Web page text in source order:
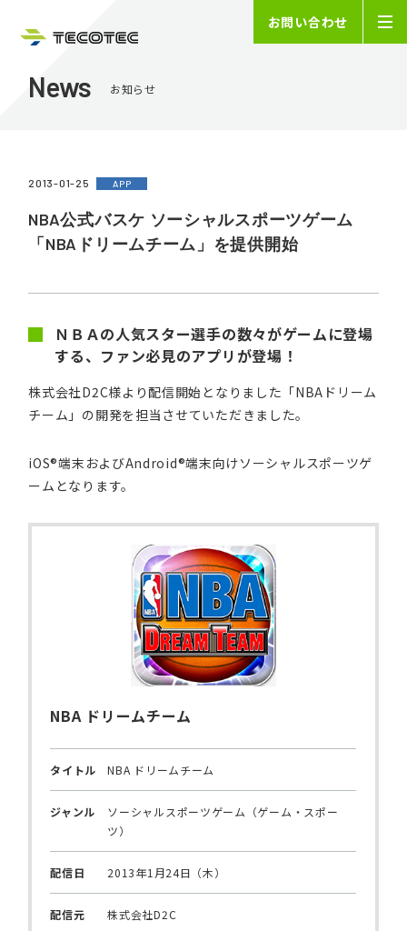
お問い合わせ
News お知らせ
2013-01-25 APP
NBA公式バスケ ソーシャルスポーツゲーム
「NBAドリームチーム」を提供開始
ＮＢＡの人気スター選手の数々がゲームに登場
する、ファン必見のアプリが登場！
株式会社D2C様より配信開始となりました「NBAドリーム
チーム」の開発を担当させていただきました。
iOS®端末およびAndroid®端末向けソーシャルスポーツゲ
ームとなります。
NBA ドリームチーム
タイトル NBA ドリームチーム
ジャンル
ソーシャルスポーツゲーム（ゲーム・スポー
ツ）
配信日 2013年1月24日（木）
配信元 株式会社D2C